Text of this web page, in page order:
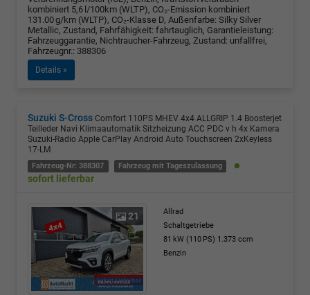
kombiniert 5,6 l/100km (WLTP), CO₂-Emission kombiniert
131.00 g/km (WLTP), CO₂-Klasse D, Außenfarbe: Silky Silver
Metallic, Zustand, Fahrfähigkeit: fahrtauglich, Garantieleistung:
Fahrzeuggarantie, Nichtraucher-Fahrzeug, Zustand: unfallfrei,
Fahrzeugnr.: 388306
Details »
Suzuki S-Cross Comfort 110PS MHEV 4x4 ALLGRIP 1.4 Boosterjet
Teilleder Navi Klimaautomatik Sitzheizung ACC PDC v h 4x Kamera
Suzuki-Radio Apple CarPlay Android Auto Touchscreen 2xKeyless
17-LM
Fahrzeug-Nr: 388307 Fahrzeug mit Tageszulassung
sofort lieferbar
21
Allrad
Schaltgetriebe
81 kW (110 PS) 1.373 ccm
Benzin